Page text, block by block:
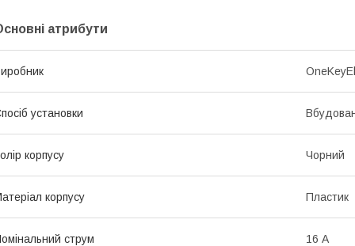
атрибути
установки
корпусу Чорний
корпусу Пластик
струм 16 А